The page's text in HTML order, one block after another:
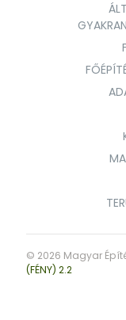
© 2026 Magyar
(FÉNY) 2.2